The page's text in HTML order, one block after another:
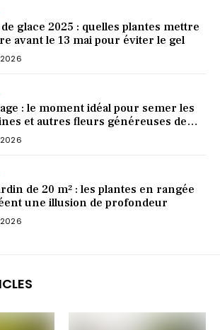
glace 2025 : quelles plantes mettre
avant le 13 mai pour éviter le gel
: le moment idéal pour semer les
et autres fleurs généreuses de
de 20 m² : les plantes en rangée
une illusion de profondeur